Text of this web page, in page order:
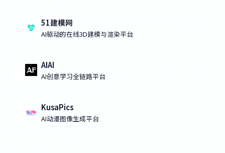
51建模网
AI驱动的在线3D建模与渲染平台
AIAI
AI创意学习全链路平台
KusaPics
AI动漫图像生成平台